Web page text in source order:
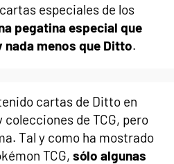
especiales de los
pegatina especial que
nada menos que Ditto.
cartas de Ditto en
de TCG, pero
Tal y como ha mostrado
TCG, sólo algunas